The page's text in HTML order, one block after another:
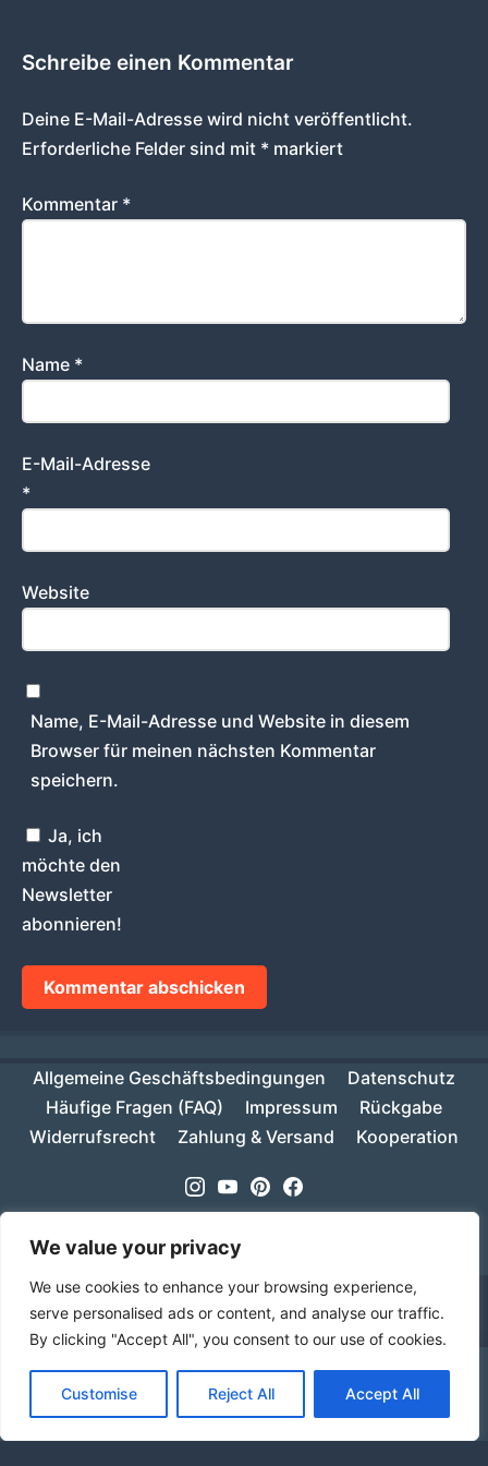
We value your privacy
We use cookies to enhance your browsing experience,
serve personalised ads or content, and analyse our traffic.
By clicking "Accept All", you consent to our use of cookies.
Customise Reject All Accept All
Ab einem Warenwert von 70€ ist deine Bestellung
innerhalb Deutschlands versandkostenfrei!Verwerfen
Schreibe einen Kommentar
Deine E-Mail-Adresse wird nicht veröffentlicht.
Erforderliche Felder sind mit * markiert
Kommentar *
Name *
E-Mail-Adresse
*
Website
Name, E-Mail-Adresse und Website in diesem
Browser für meinen nächsten Kommentar
speichern.
Ja, ich
möchte den
Newsletter
abonnieren!
Allgemeine Geschäftsbedingungen
Datenschutz
Häufige Fragen (FAQ)
Impressum
Rückgabe
Widerrufsrecht
Zahlung & Versand Kooperation
Instagram
YoutubePinterestFacebook
Sprache